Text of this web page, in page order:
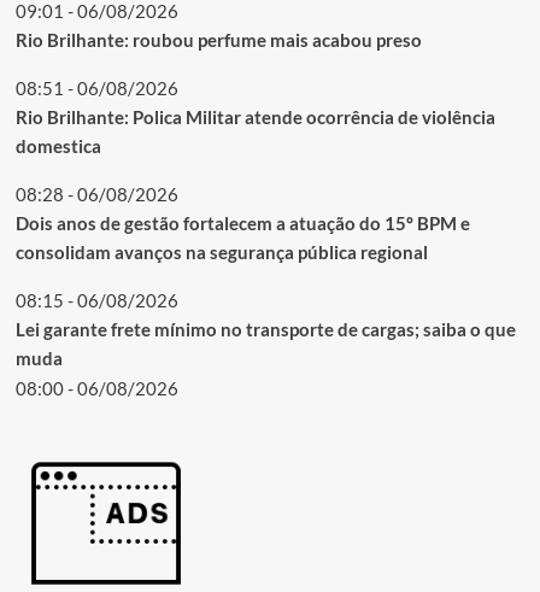
09:01 - 06/08/2026
Rio Brilhante: roubou perfume mais acabou preso
08:51 - 06/08/2026
Rio Brilhante: Polica Militar atende ocorrência de violência
domestica
08:28 - 06/08/2026
Dois anos de gestão fortalecem a atuação do 15º BPM e
consolidam avanços na segurança pública regional
08:15 - 06/08/2026
Lei garante frete mínimo no transporte de cargas; saiba o que
muda
08:00 - 06/08/2026